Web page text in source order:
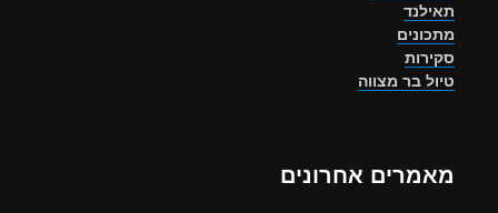
תאילנד
מתכונים
סקירות
טיול בר מצווה
מאמרים אחרונים